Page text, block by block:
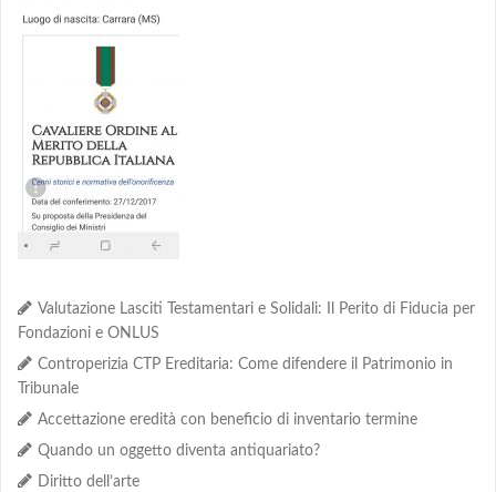
Valutazione Lasciti Testamentari e Solidali: Il Perito di Fiducia per
Fondazioni e ONLUS
Controperizia CTP Ereditaria: Come difendere il Patrimonio in
Tribunale
Accettazione eredità con beneficio di inventario termine
Quando un oggetto diventa antiquariato?
Diritto dell’arte